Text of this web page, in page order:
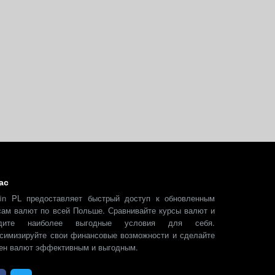
PL предоставляет быстрый доступ к обновленным
валют по всей Польше. Сравнивайте курсы валют и
наиболее выгодные условия для себя.
свои финансовые возможности и сделайте
валют эффективным и выгодным.